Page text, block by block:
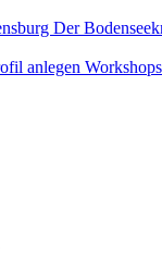
Der
anlegen Workshops